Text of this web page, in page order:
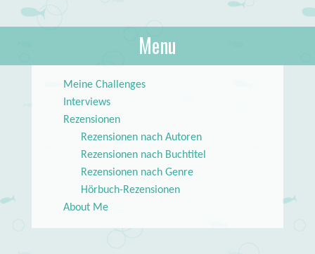
About Books
lilstar.de
Menu
Meine Challenges
Interviews
Rezensionen
Rezensionen nach Autoren
Rezensionen nach Buchtitel
Rezensionen nach Genre
Hörbuch-Rezensionen
About Me